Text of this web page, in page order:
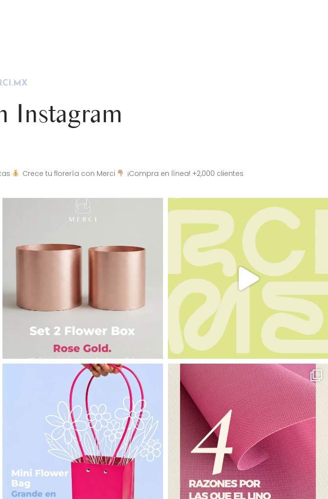
Instagram
Crece tu florería con Merci ¡Compra en línea! +2,000 clientes